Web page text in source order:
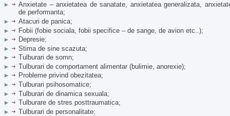
Anxietate – anxietatea de sanatate, anxietatea generalizata,
de performanta;
Atacuri de panica;
Fobii (fobie sociala, fobii specifice – de sange, de avion etc..);
Depresie;
Stima de sine scazuta;
Tulburari de somn;
Tulburari de comportament alimentar (bulimie, anorexie);
Probleme privind obezitatea;
Tulburari psihosomatice;
Tulburari de dinamica sexuala;
Tulburare de stres posttraumatica;
Tulburari de personalitate;